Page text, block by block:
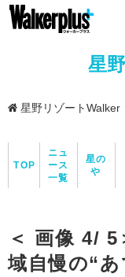
星
星野リゾートWalker
TOP
ニュ
ース
一覧
星の
や
＜ 画像 4/ 5
域自慢の“